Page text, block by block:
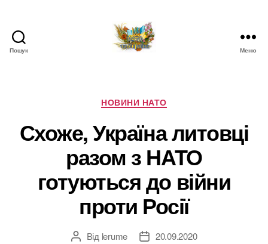
Пошук
Новини
про
НАТО
в
Україні
Меню
Категорії
НОВИНИ НАТО
Схоже, Україна литовці
разом з НАТО
готуються до війни
проти Росії
Автор
Від lerume
Дата20.09.2020